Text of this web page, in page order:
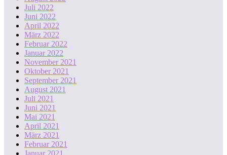
Juli 2022
Juni 2022
April 2022
März 2022
Februar 2022
Januar 2022
November 2021
Oktober 2021
September 2021
August 2021
Juli 2021
Juni 2021
Mai 2021
April 2021
März 2021
Februar 2021